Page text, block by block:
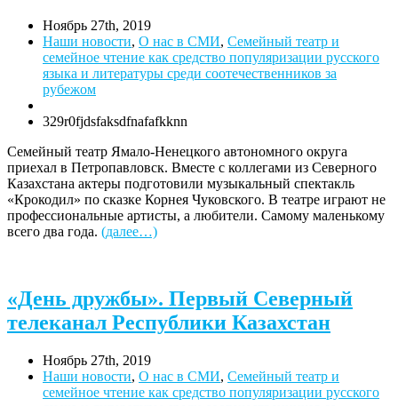
Ноябрь 27th, 2019
Наши новости, О нас в СМИ, Семейный театр и
семейное чтение как средство популяризации русского
языка и литературы среди соотечественников за
рубежом
329r0fjdsfaksdfnafafkknn
Семейный театр Ямало-Ненецкого автономного округа
приехал в Петропавловск. Вместе с коллегами из Северного
Казахстана актеры подготовили музыкальный спектакль
«Крокодил» по сказке Корнея Чуковского. В театре играют не
профессиональные артисты, а любители. Самому маленькому
всего два года. (далее…)
«День дружбы». Первый Северный
телеканал Республики Казахстан
Ноябрь 27th, 2019
Наши новости, О нас в СМИ, Семейный театр и
семейное чтение как средство популяризации русского